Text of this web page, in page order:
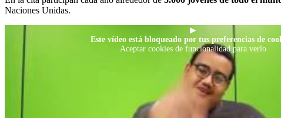
Naciones Unidas.
▶
Este vídeo está bloqueado por tus preferencias de
Aceptar cookies de funcionalidad para verlo